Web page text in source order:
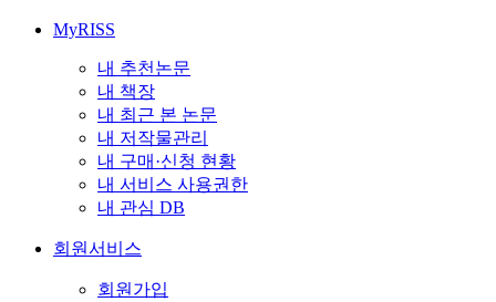
MyRISS
내 추천논문
내 책장
내 최근 본 논문
내 저작물관리
내 구매·신청 현황
내 서비스 사용권한
내 관심 DB
회원서비스
회원가입